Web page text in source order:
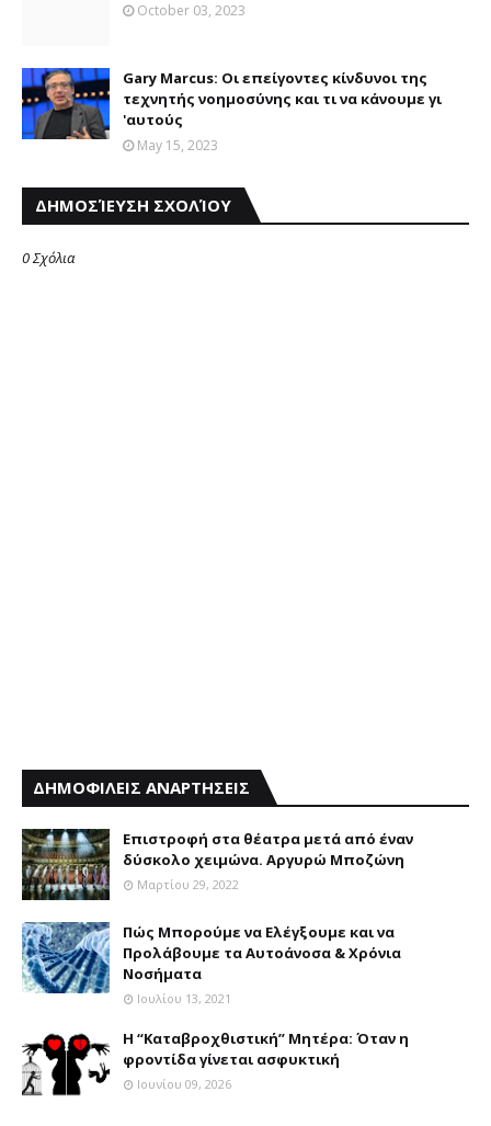
October 03, 2023
Gary Marcus: Οι επείγοντες κίνδυνοι της
τεχνητής νοημοσύνης και τι να κάνουμε γι
'αυτούς
May 15, 2023
ΔΗΜΟΣΊΕΥΣΗ ΣΧΟΛΊΟΥ
0 Σχόλια
ΔΗΜΟΦΙΛΕΙΣ ΑΝΑΡΤΗΣΕΙΣ
Επιστροφή στα θέατρα μετά από έναν
δύσκολο χειμώνα. Αργυρώ Μποζώνη
Μαρτίου 29, 2022
Πώς Μπορούμε να Ελέγξουμε και να
Προλάβουμε τα Αυτοάνοσα & Χρόνια
Νοσήματα
Ιουλίου 13, 2021
Η “Καταβροχθιστική” Mητέρα: Όταν η
φροντίδα γίνεται ασφυκτική
Ιουνίου 09, 2026